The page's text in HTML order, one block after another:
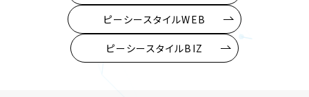
ピーシースタイルWEB
ピーシースタイルBIZ